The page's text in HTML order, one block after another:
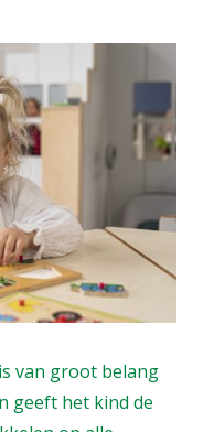
van groot belang
geeft het kind de